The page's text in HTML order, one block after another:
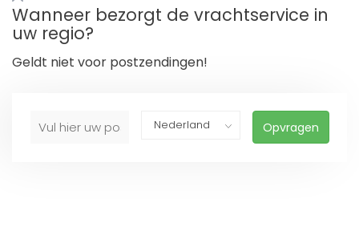
Wanneer bezorgt de vrachtservice in
uw regio?
Geldt niet voor postzendingen!
Opvragen